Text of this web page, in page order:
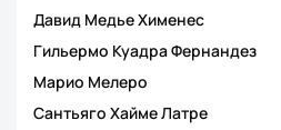
Давид Медье Хименес
Гильермо Куадра Фернандез
Марио Мелеро
Сантьяго Хайме Латре